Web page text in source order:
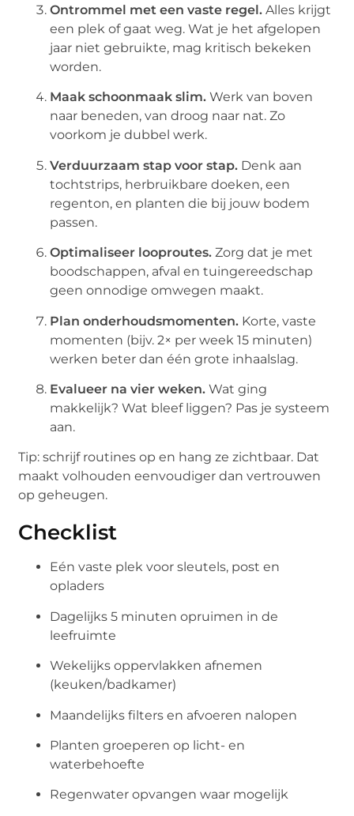
Ontrommel met een vaste regel. Alles krijgt
een plek of gaat weg. Wat je het afgelopen
jaar niet gebruikte, mag kritisch bekeken
worden.
Maak schoonmaak slim. Werk van boven
naar beneden, van droog naar nat. Zo
voorkom je dubbel werk.
Verduurzaam stap voor stap. Denk aan
tochtstrips, herbruikbare doeken, een
regenton, en planten die bij jouw bodem
passen.
Optimaliseer looproutes. Zorg dat je met
boodschappen, afval en tuingereedschap
geen onnodige omwegen maakt.
Plan onderhoudsmomenten. Korte, vaste
momenten (bijv. 2× per week 15 minuten)
werken beter dan één grote inhaalslag.
Evalueer na vier weken. Wat ging
makkelijk? Wat bleef liggen? Pas je systeem
aan.
Tip: schrijf routines op en hang ze zichtbaar. Dat
maakt volhouden eenvoudiger dan vertrouwen
op geheugen.
Checklist
Eén vaste plek voor sleutels, post en
opladers
Dagelijks 5 minuten opruimen in de
leefruimte
Wekelijks oppervlakken afnemen
(keuken/badkamer)
Maandelijks filters en afvoeren nalopen
Planten groeperen op licht- en
waterbehoefte
Regenwater opvangen waar mogelijk